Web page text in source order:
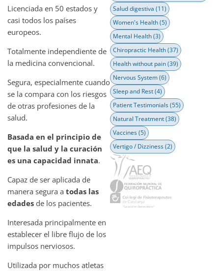
Licenciada en 50 estados y
casi todos los países
europeos.
Totalmente independiente de
la medicina convencional.
Segura, especialmente cuando
se la compara con los riesgos
de otras profesiones de la
salud.
Basada en el principio de
que la salud y la curación
es una capacidad innata.
Capaz de ser aplicada de
manera segura a todas las
edades de los pacientes.
Interesada principalmente en
establecer el libre flujo de los
impulsos nerviosos.
Utilizada por muchos atletas
Salud digestiva (11)
Women's Health(5)
Mental Health(3)
Chiropractic Health(37)
Health without pain(39)
Nervous System(6)
Sleep and Rest(4)
Patient Testimonials(55)
Natural Treatment(38)
Vaccines(5)
Vertigo / Dizziness(2)